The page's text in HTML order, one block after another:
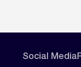
Social Media